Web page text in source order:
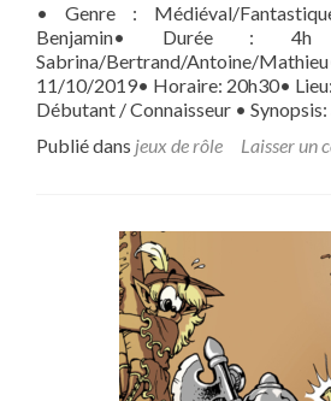
• Genre : Médiéval/
Benjamin• Durée :
Sabrina/Bertrand/
11/10/2019• Horaire: 20h30•
Débutant / Connaisseur • Synopsis:
Publié dans jeux de rôle Laisser un